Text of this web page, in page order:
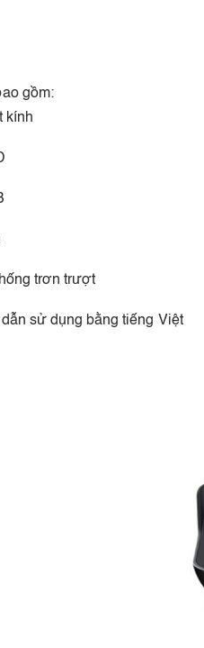
gồm:
kính
trơn trượt
sử dụng bằng tiếng Việt